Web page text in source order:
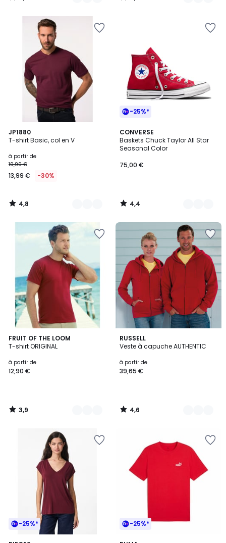
JP1880
T-shirt Basic, col en V
à partir de
19,99 €
13,99 € -30%
4,8
/ 5
20
Couleurs
4,8
/
-25%*
CONVERSE
Baskets Chuck Taylor All Star
Seasonal Color
75,00 €
4,4
/ 5
13
Couleurs
4,4
/
FRUIT OF THE LOOM
T-shirt ORIGINAL
à partir de
12,90 €
3,9
/ 5
21
Couleurs
3,9
/
RUSSELL
Veste à capuche AUTHENTIC
à partir de
39,65 €
4,6
/ 5
9
Couleurs
4,6
/
-25%* -25%*